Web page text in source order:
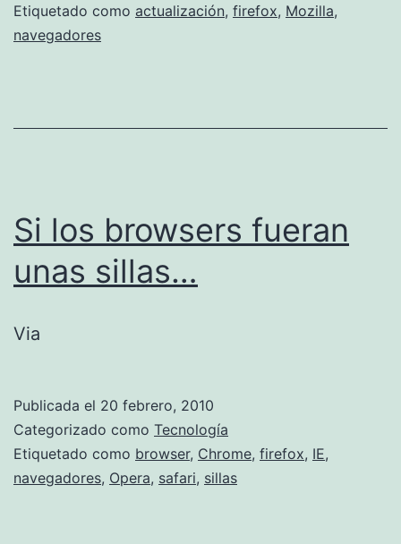
Etiquetado como actualización, firefox, Mozilla,
navegadores
Si los browsers fueran
unas sillas…
Via
Publicada el 20 febrero, 2010
Categorizado como Tecnología
Etiquetado como browser, Chrome, firefox, IE,
navegadores, Opera, safari, sillas